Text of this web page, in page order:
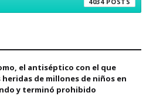
el antiséptico con el que
de millones de niños en
y terminó prohibido